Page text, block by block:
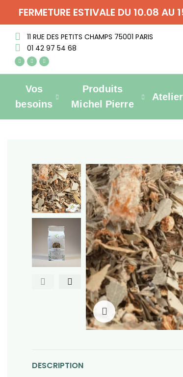
FERMETURE ESTIVALE DU 10.08
11 RUE DES PETITS CHAMPS 75001 PARIS
01 42 97 54 68
Vos
besoins
Produits
Michel Pierre
Click to enlarge
DESCRIPTION